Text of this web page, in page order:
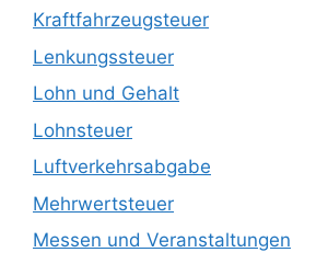
Kraftfahrzeugsteuer
Lenkungssteuer
Lohn und Gehalt
Lohnsteuer
Luftverkehrsabgabe
Mehrwertsteuer
Messen und Veranstaltungen